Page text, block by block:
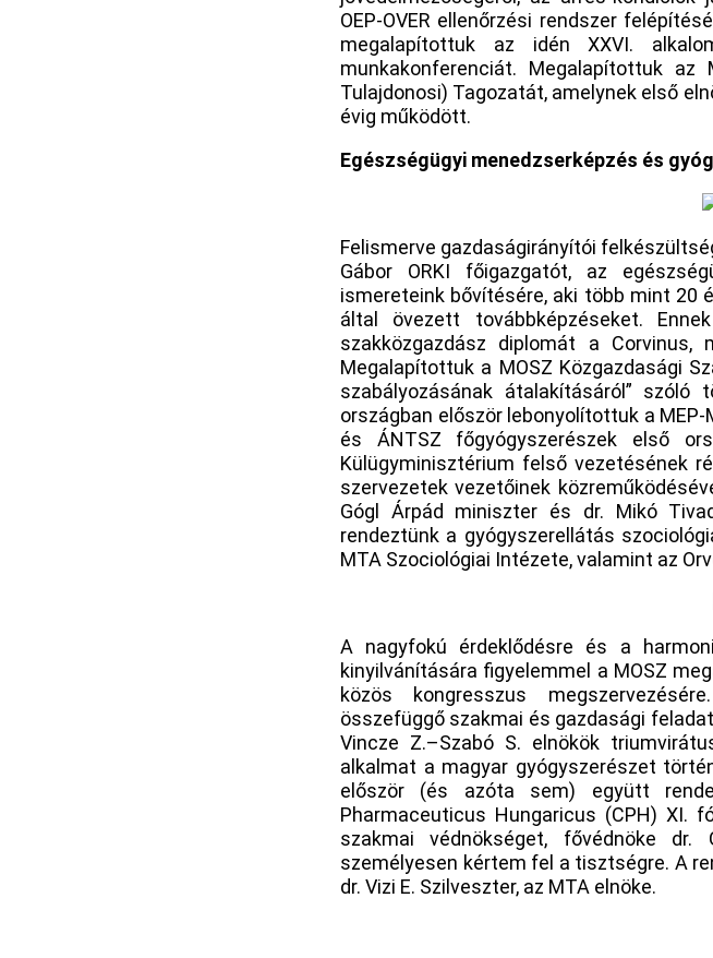
OEP-OVER ellenőrzési rendszer
megalapítottuk az idén XXVI.
munkakonferenciát. Megalapítottuk az
Tulajdonosi) Tagozatát, amelynek első
évig működött.
Egészségügyi menedzserképzés és
Felismerve gazdaságirányítói
Gábor ORKI főigazgatót, az
ismereteink bővítésére, aki több mint 20
által övezett továbbképzéseket.
szakközgazdász diplomát a Corvinus,
Megalapítottuk a MOSZ Közgazdasági
szabályozásának átalakításáról”
országban először lebonyolítottuk a
és ÁNTSZ főgyógyszerészek első
Külügyminisztérium felső vezetésének
szervezetek vezetőinek
Gógl Árpád miniszter és dr. Mikó
rendeztünk a gyógyszerellátás
MTA Szociológiai Intézete, valamint az
A nagyfokú érdeklődésre és a
kinyilvánítására figyelemmel a MOSZ
közös kongresszus
összefüggő szakmai és gazdasági
Vincze Z.–Szabó S. elnökök
alkalmat a magyar gyógyszerészet
először (és azóta sem) együtt
Pharmaceuticus Hungaricus (CPH) XI.
szakmai védnökséget, fővédnöke
személyesen kértem fel a tisztségre. A
dr. Vizi E. Szilveszter, az MTA elnöke.